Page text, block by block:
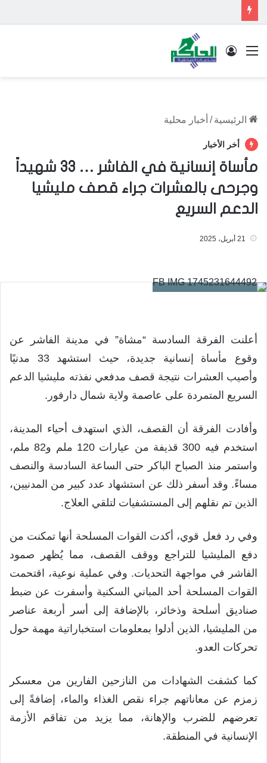
القائمة تسجيل الدخول
الرئيسية / أخبار محلية
أخر الأخبار
مأساة إنسانية في الفاشر … 33 شهيداً
وجرحى بالعشرات جراء قصف مليشيا
الدعم السريع
21 أبريل، 2025
أعلنت الفرقة السادسة “مشاة” في مدينة الفاشر عن
وقوع مأساة إنسانية جديدة، حيث استشهد 33 مدنيًا
وأصيب العشرات نتيجة قصف مدفعي نفذته مليشيا الدعم
السريع المتمردة على عاصمة ولاية شمال دارفور.
وأفادت الفرقة أن القصف، الذي استهدف أحياء المدينة،
استخدم فيه 300 قذيفة من عيارات 120 ملم و82 ملم،
واستمر منذ الصباح الباكر حتى الساعة السادسة والنصف
مساءً. وقد أسفر ذلك عن استشهاد عدد كبير من المدنيين،
الذين تم نقلهم إلى المستشفيات لتلقي العلاج.
وفي رد فعل قوي، أكدت القوات المسلحة أنها تمكنت من
دفع المليشيا للتراجع ووقف القصف، مما يُظهر صمود
الفاشر في مواجهة التحديات. وفي عملية نوعية، اقتحمت
القوات المسلحة أحد المباني السكنية وأسفرت عن ضبط
صناديق أسلحة وذخائر، بالإضافة إلى أسر أربعة عناصر
من المليشيا، الذين أدلوا بمعلومات استخباراتية مهمة حول
تحركات العدو.
كما كشفت الشهادات من النازحين الفارين من معسكر
زمزم عن معاناتهم جراء نقص الغذاء والماء، إضافةً إلى
تعرضهم للضرب والإهانة، مما يزيد من تفاقم الأزمة
الإنسانية في المنطقة.